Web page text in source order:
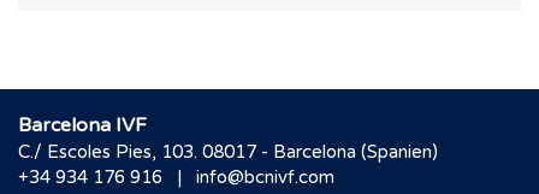
Barcelona IVF
C./ Escoles Pies, 103. 08017 - Barcelona (Spanien)
+34 934 176 916
| info@bcnivf.com